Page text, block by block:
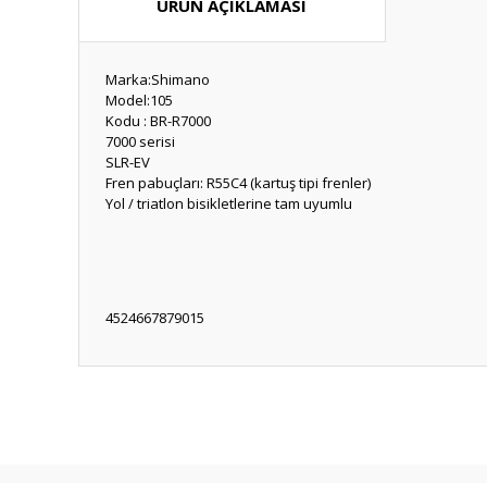
ÜRÜN AÇIKLAMASI
Marka:Shimano
Model:105
Kodu : BR-R7000
7000 serisi
SLR-EV
Fren pabuçları: R55C4 (kartuş tipi frenler)
Yol / triatlon bisikletlerine tam uyumlu
4524667879015